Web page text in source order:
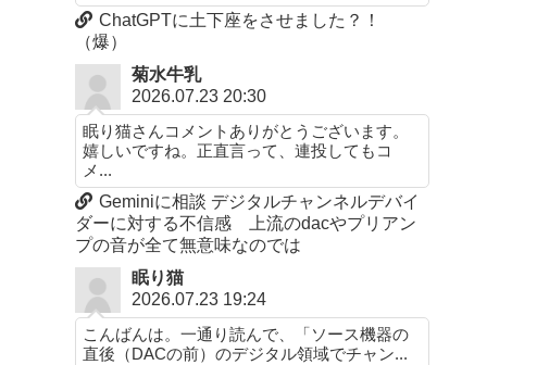
ChatGPTに土下座をさせました？！
（爆）
菊水牛乳
2026.07.23 20:30
眠り猫さんコメントありがとうございます。
嬉しいですね。正直言って、連投してもコ
メ...
Geminiに相談 デジタルチャンネルデバイ
ダーに対する不信感 上流のdacやプリアン
プの音が全て無意味なのでは
眠り猫
2026.07.23 19:24
こんばんは。一通り読んで、「ソース機器の
直後（DACの前）のデジタル領域でチャン...